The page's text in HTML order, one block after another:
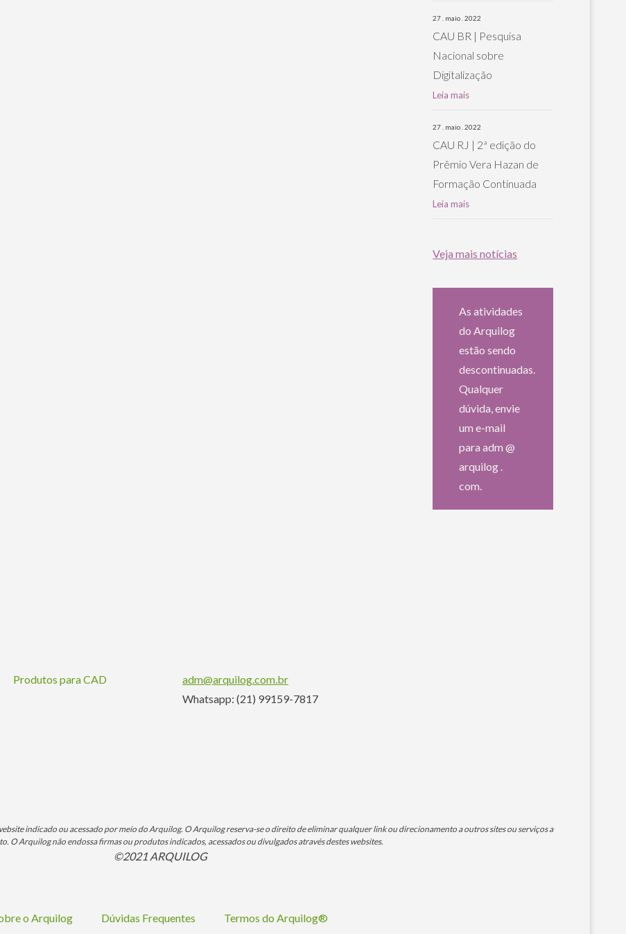
27 . maio . 2022
CAU BR | Pesquisa
Nacional sobre
Digitalização
Leia mais
27 . maio . 2022
CAU RJ | 2ª edição do
Prêmio Vera Hazan de
Formação Continuada
Leia mais
Veja mais notícias
As atividades
do Arquilog
estão sendo
descontinuadas.
Qualquer
dúvida, envie
um e-mail
para adm @
arquilog .
com.
Produtos para CAD
adm@arquilog.com.br
Whatsapp: (21) 99159-7817
indicado ou acessado por meio do Arquilog. O Arquilog reserva-se o direito de eliminar qualquer link ou direcionamento a outros sites ou serviços a
O Arquilog não endossa firmas ou produtos indicados, acessados ou divulgados através destes websites.
©2021 ARQUILOG
o Arquilog Dúvidas Frequentes Termos do Arquilog®